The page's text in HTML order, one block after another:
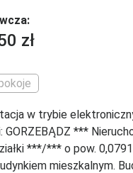
zł
w trybie
GORZEBĄDZ ***
***/*** o pow.
mieszkalnym.